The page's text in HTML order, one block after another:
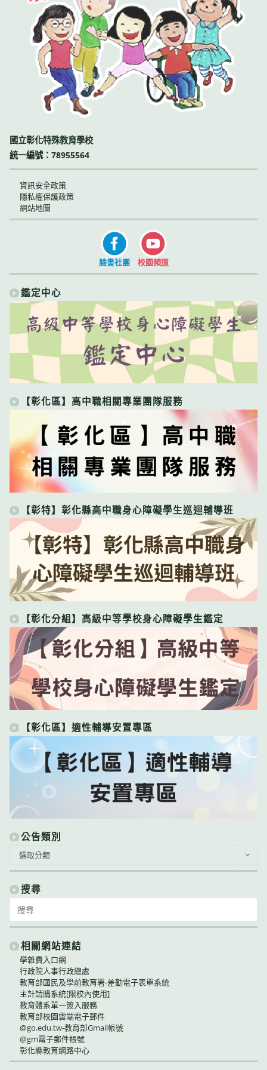
國立彰化特殊教育學校
統一編號：78955564
資訊安全政策
隱私權保護政策
網站地圖
臉書社團 校園頻道
鑑定中心
【彰化區】高中職相關專業團隊服務
【彰特】彰化縣高中職身心障礙學生巡迴輔導班
【彰化分組】高級中等學校身心障礙學生鑑定
【彰化區】適性輔導安置專區
公告類別
類
別
選取分類
搜尋
for:
相關網站連結
學雜費入口網
行政院人事行政總處
教育部國民及學前教育署-差勤電子表單系統
主計請購系統[限校內使用]
教育體系單一簽入服務
教育部校園雲端電子郵件
@go.edu.tw-教育部Gmail帳號
@gm電子郵件帳號
彰化縣教育網路中心